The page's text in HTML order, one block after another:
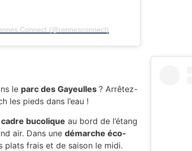
Connect (@rennesconnect)
le parc des Gayeulles ? Arrêtez-
les pieds dans l’eau !
cadre bucolique au bord de l’étang
air. Dans une démarche éco-
plats frais et de saison le midi.